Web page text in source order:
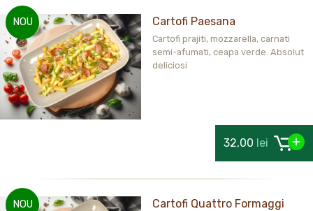
NOU Cartofi Paesana
Cartofi prajiti, mozzarella, carnati
semi-afumati, ceapa verde. Absolut
deliciosi
32,00 lei
NOU Cartofi Quattro Formaggi